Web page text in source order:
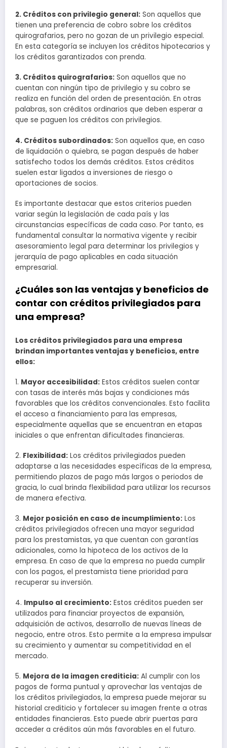
2. Créditos con privilegio general: Son aquellos que
tienen una preferencia de cobro sobre los créditos
quirografarios, pero no gozan de un privilegio especial.
En esta categoría se incluyen los créditos hipotecarios y
los créditos garantizados con prenda.
3. Créditos quirografarios: Son aquellos que no
cuentan con ningún tipo de privilegio y su cobro se
realiza en función del orden de presentación. En otras
palabras, son créditos ordinarios que deben esperar a
que se paguen los créditos con privilegios.
4. Créditos subordinados: Son aquellos que, en caso
de liquidación o quiebra, se pagan después de haber
satisfecho todos los demás créditos. Estos créditos
suelen estar ligados a inversiones de riesgo o
aportaciones de socios.
Es importante destacar que estos criterios pueden
variar según la legislación de cada país y las
circunstancias específicas de cada caso. Por tanto, es
fundamental consultar la normativa vigente y recibir
asesoramiento legal para determinar los privilegios y
jerarquía de pago aplicables en cada situación
empresarial.
¿Cuáles son las ventajas y beneficios de
contar con créditos privilegiados para
una empresa?
Los créditos privilegiados para una empresa
brindan importantes ventajas y beneficios, entre
ellos:
1. Mayor accesibilidad: Estos créditos suelen contar
con tasas de interés más bajas y condiciones más
favorables que los créditos convencionales. Esto facilita
el acceso a financiamiento para las empresas,
especialmente aquellas que se encuentran en etapas
iniciales o que enfrentan dificultades financieras.
2. Flexibilidad: Los créditos privilegiados pueden
adaptarse a las necesidades específicas de la empresa,
permitiendo plazos de pago más largos o periodos de
gracia, lo cual brinda flexibilidad para utilizar los recursos
de manera efectiva.
3. Mejor posición en caso de incumplimiento: Los
créditos privilegiados ofrecen una mayor seguridad
para los prestamistas, ya que cuentan con garantías
adicionales, como la hipoteca de los activos de la
empresa. En caso de que la empresa no pueda cumplir
con los pagos, el prestamista tiene prioridad para
recuperar su inversión.
4. Impulso al crecimiento: Estos créditos pueden ser
utilizados para financiar proyectos de expansión,
adquisición de activos, desarrollo de nuevas líneas de
negocio, entre otros. Esto permite a la empresa impulsar
su crecimiento y aumentar su competitividad en el
mercado.
5. Mejora de la imagen crediticia: Al cumplir con los
pagos de forma puntual y aprovechar las ventajas de
los créditos privilegiados, la empresa puede mejorar su
historial crediticio y fortalecer su imagen frente a otras
entidades financieras. Esto puede abrir puertas para
acceder a créditos aún más favorables en el futuro.